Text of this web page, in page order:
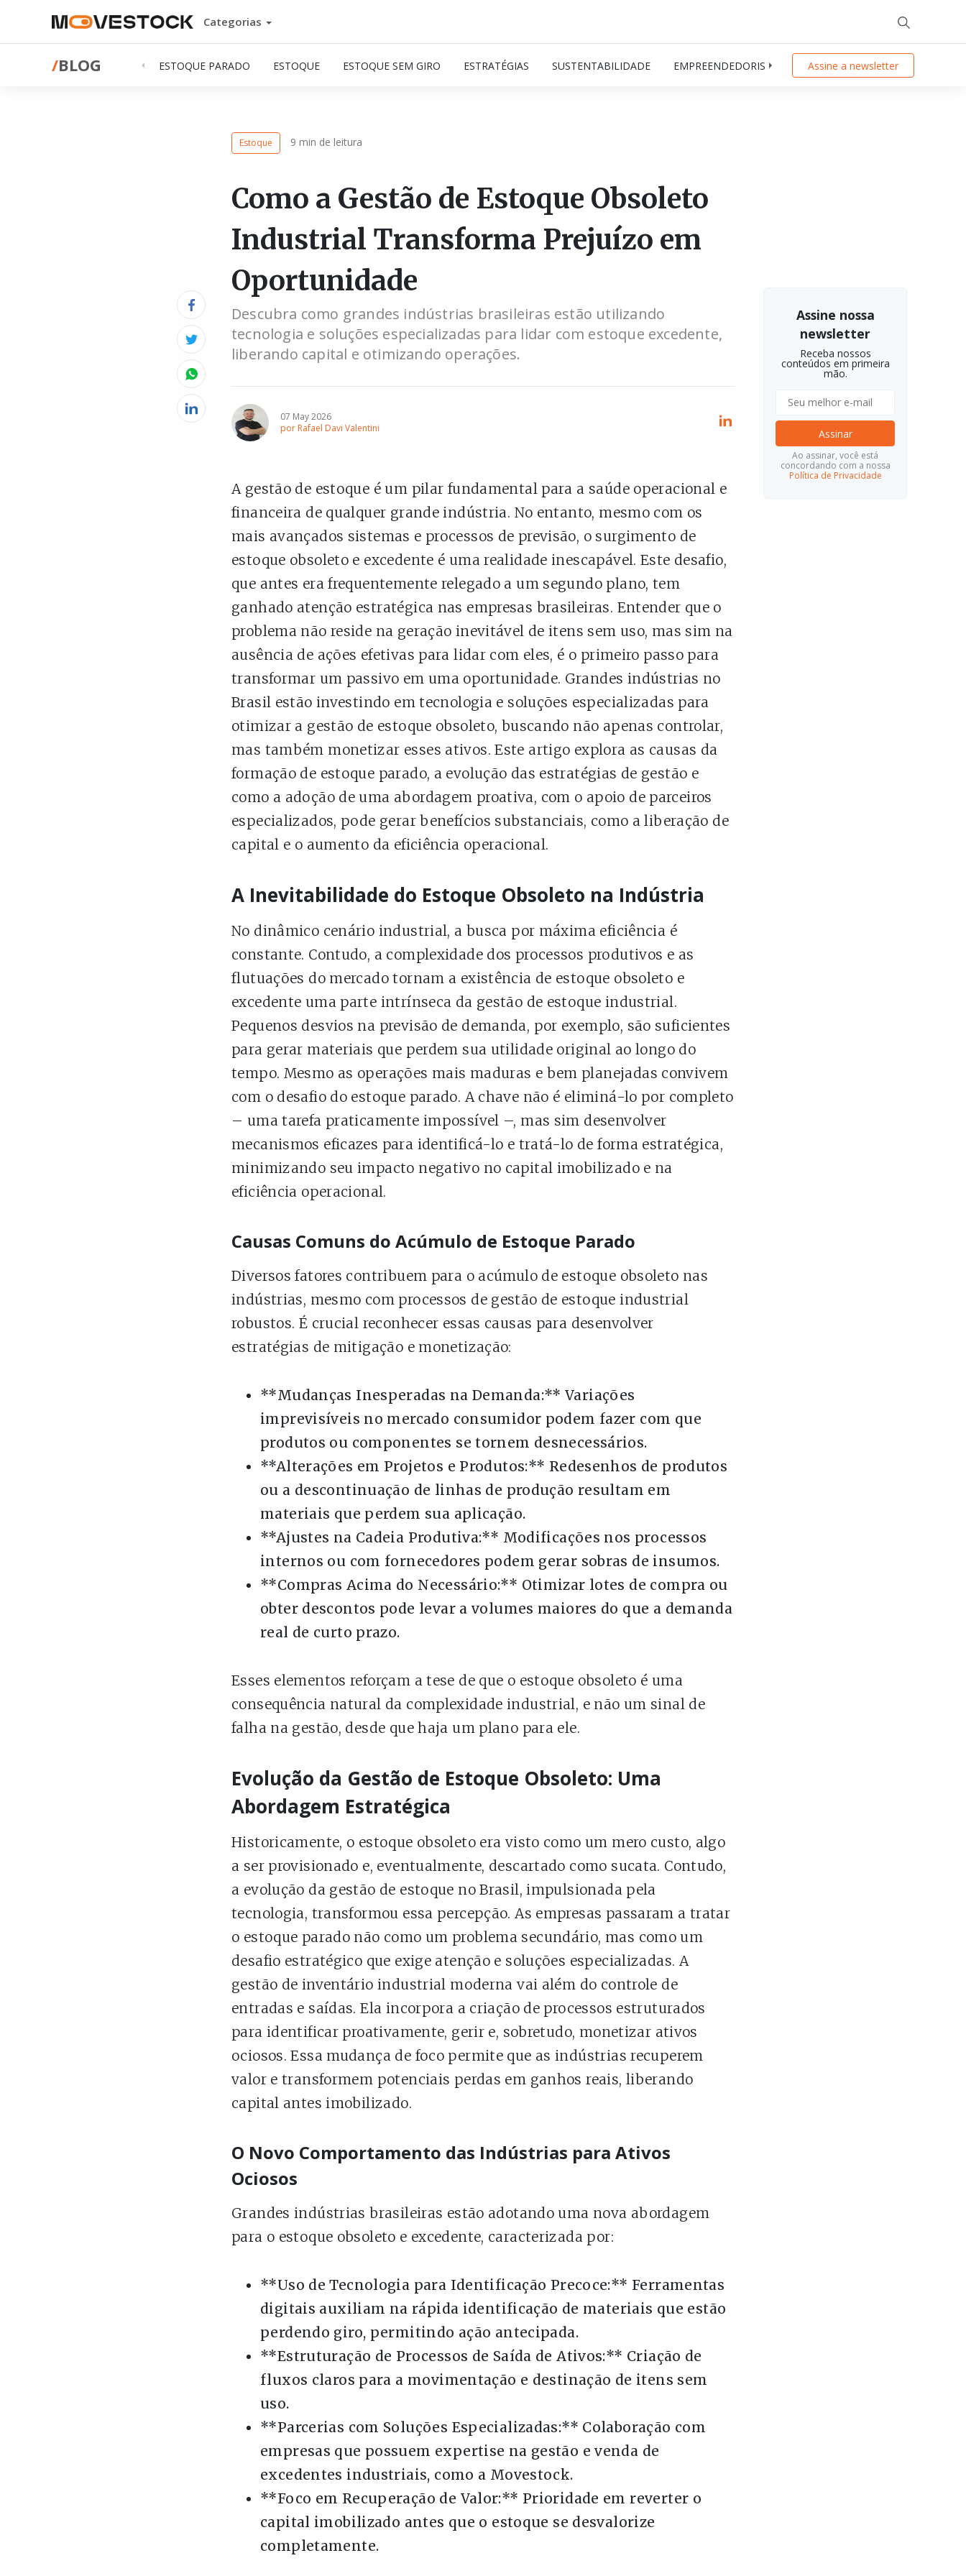
Categorias
/BLOG ESTOQUE PARADO ESTOQUE ESTOQUE SEM GIRO ESTRATÉGIAS SUSTENTABILIDADE EMPREENDEDORISMO INDÚSTRIA ECONOMIA
Assine a newsletter
Estoque 9 min de leitura
Como a Gestão de Estoque Obsoleto
Industrial Transforma Prejuízo em
Oportunidade
Descubra como grandes indústrias brasileiras estão utilizando
tecnologia e soluções especializadas para lidar com estoque excedente,
liberando capital e otimizando operações.
07 May 2026
por Rafael Davi Valentini
A gestão de estoque é um pilar fundamental para a saúde operacional e
financeira de qualquer grande indústria. No entanto, mesmo com os
mais avançados sistemas e processos de previsão, o surgimento de
estoque obsoleto e excedente é uma realidade inescapável. Este desafio,
que antes era frequentemente relegado a um segundo plano, tem
ganhado atenção estratégica nas empresas brasileiras. Entender que o
problema não reside na geração inevitável de itens sem uso, mas sim na
ausência de ações efetivas para lidar com eles, é o primeiro passo para
transformar um passivo em uma oportunidade. Grandes indústrias no
Brasil estão investindo em tecnologia e soluções especializadas para
otimizar a gestão de estoque obsoleto, buscando não apenas controlar,
mas também monetizar esses ativos. Este artigo explora as causas da
formação de estoque parado, a evolução das estratégias de gestão e
como a adoção de uma abordagem proativa, com o apoio de parceiros
especializados, pode gerar benefícios substanciais, como a liberação de
capital e o aumento da eficiência operacional.
A Inevitabilidade do Estoque Obsoleto na Indústria
No dinâmico cenário industrial, a busca por máxima eficiência é
constante. Contudo, a complexidade dos processos produtivos e as
flutuações do mercado tornam a existência de estoque obsoleto e
excedente uma parte intrínseca da gestão de estoque industrial.
Pequenos desvios na previsão de demanda, por exemplo, são suficientes
para gerar materiais que perdem sua utilidade original ao longo do
tempo. Mesmo as operações mais maduras e bem planejadas convivem
com o desafio do estoque parado. A chave não é eliminá-lo por completo
– uma tarefa praticamente impossível –, mas sim desenvolver
mecanismos eficazes para identificá-lo e tratá-lo de forma estratégica,
minimizando seu impacto negativo no capital imobilizado e na
eficiência operacional.
Causas Comuns do Acúmulo de Estoque Parado
Diversos fatores contribuem para o acúmulo de estoque obsoleto nas
indústrias, mesmo com processos de gestão de estoque industrial
robustos. É crucial reconhecer essas causas para desenvolver
estratégias de mitigação e monetização:
**Mudanças Inesperadas na Demanda:** Variações
imprevisíveis no mercado consumidor podem fazer com que
produtos ou componentes se tornem desnecessários.
**Alterações em Projetos e Produtos:** Redesenhos de produtos
ou a descontinuação de linhas de produção resultam em
materiais que perdem sua aplicação.
**Ajustes na Cadeia Produtiva:** Modificações nos processos
internos ou com fornecedores podem gerar sobras de insumos.
**Compras Acima do Necessário:** Otimizar lotes de compra ou
obter descontos pode levar a volumes maiores do que a demanda
real de curto prazo.
Esses elementos reforçam a tese de que o estoque obsoleto é uma
consequência natural da complexidade industrial, e não um sinal de
falha na gestão, desde que haja um plano para ele.
Evolução da Gestão de Estoque Obsoleto: Uma
Abordagem Estratégica
Historicamente, o estoque obsoleto era visto como um mero custo, algo
a ser provisionado e, eventualmente, descartado como sucata. Contudo,
a evolução da gestão de estoque no Brasil, impulsionada pela
tecnologia, transformou essa percepção. As empresas passaram a tratar
o estoque parado não como um problema secundário, mas como um
desafio estratégico que exige atenção e soluções especializadas. A
gestão de inventário industrial moderna vai além do controle de
entradas e saídas. Ela incorpora a criação de processos estruturados
para identificar proativamente, gerir e, sobretudo, monetizar ativos
ociosos. Essa mudança de foco permite que as indústrias recuperem
valor e transformem potenciais perdas em ganhos reais, liberando
capital antes imobilizado.
O Novo Comportamento das Indústrias para Ativos
Ociosos
Grandes indústrias brasileiras estão adotando uma nova abordagem
para o estoque obsoleto e excedente, caracterizada por:
**Uso de Tecnologia para Identificação Precoce:** Ferramentas
digitais auxiliam na rápida identificação de materiais que estão
perdendo giro, permitindo ação antecipada.
**Estruturação de Processos de Saída de Ativos:** Criação de
fluxos claros para a movimentação e destinação de itens sem
uso.
**Parcerias com Soluções Especializadas:** Colaboração com
empresas que possuem expertise na gestão e venda de
excedentes industriais, como a Movestock.
**Foco em Recuperação de Valor:** Prioridade em reverter o
capital imobilizado antes que o estoque se desvalorize
completamente.
Assine nossa
newsletter
Receba nossos
conteúdos em primeira
mão.
Assinar
Ao assinar, você está
concordando com a nossa
Política de Privacidade